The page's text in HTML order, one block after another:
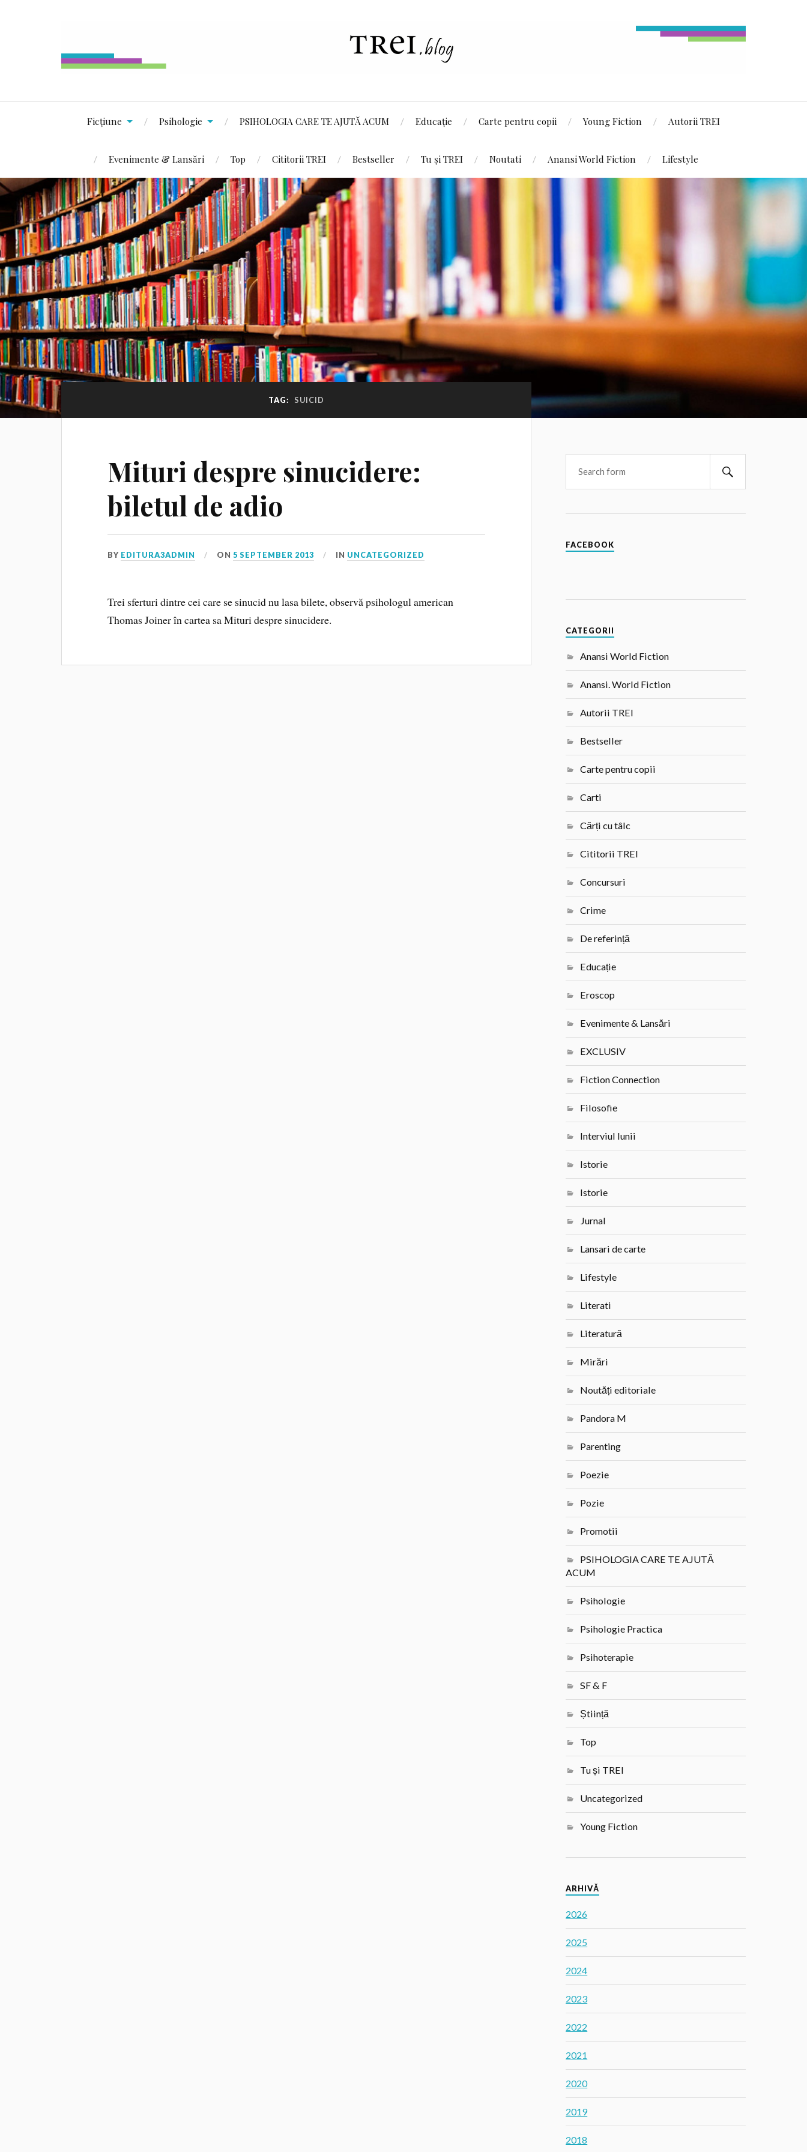
Ficțiune Psihologie PSIHOLOGIA CARE TE AJUTĂ ACUM Educație Carte pentru copii Young Fiction Autorii TREI
Evenimente & Lansări Top Cititorii TREI Bestseller Tu și TREI Noutati Anansi World Fiction Lifestyle
TAG: SUICID
Mituri despre sinucidere:
biletul de adio
BY EDITURA3ADMIN ON5 SEPTEMBER 2013 IN UNCATEGORIZED
Trei sferturi dintre cei care se sinucid nu lasa bilete, observă psihologul american
Thomas Joiner în cartea sa Mituri despre sinucidere.
FACEBOOK
CATEGORII
Anansi World Fiction
Anansi. World Fiction
Autorii TREI
Bestseller
Carte pentru copii
Carti
Cărți cu tâlc
Cititorii TREI
Concursuri
Crime
De referință
Educație
Eroscop
Evenimente & Lansări
EXCLUSIV
Fiction Connection
Filosofie
Interviul lunii
Istorie
Istorie
Jurnal
Lansari de carte
Lifestyle
Literati
Literatură
Mirări
Noutăți editoriale
Pandora M
Parenting
Poezie
Pozie
Promotii
PSIHOLOGIA CARE TE AJUTĂ
ACUM
Psihologie
Psihologie Practica
Psihoterapie
SF & F
Știință
Top
Tu și TREI
Uncategorized
Young Fiction
ARHIVĂ
2026
2025
2024
2023
2022
2021
2020
2019
2018